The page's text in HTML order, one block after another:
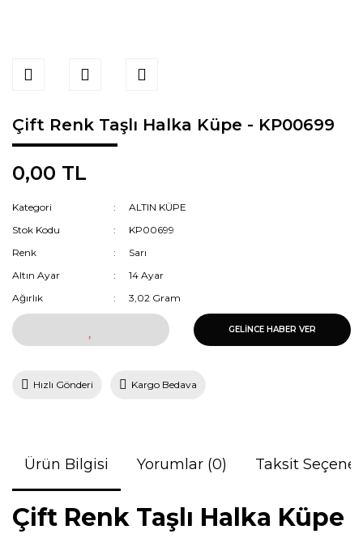
Çift Renk Taşlı Halka Küpe - KP00699
0,00 TL
Kategori
ALTIN KÜPE
Stok Kodu
KP00699
Renk
Sarı
Altın Ayar
14 Ayar
Ağırlık
3,02 Gram
GELİNCE HABER VER
Hızlı Gönderi Kargo Bedava
Ürün Bilgisi Yorumlar (0) Taksit
Çift Renk Taşlı Halka Küpe